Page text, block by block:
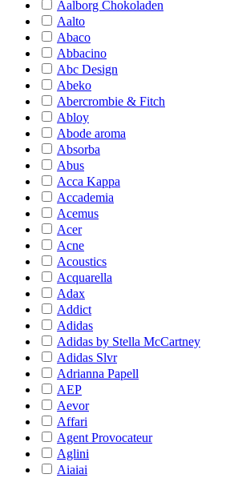
Aalborg Chokoladen
Aalto
Abaco
Abbacino
Abc Design
Abeko
Abercrombie & Fitch
Abloy
Abode aroma
Absorba
Abus
Acca Kappa
Accademia
Acemus
Acer
Acne
Acoustics
Acquarella
Adax
Addict
Adidas
Adidas by Stella McCartney
Adidas Slvr
Adrianna Papell
AEP
Aevor
Affari
Agent Provocateur
Aglini
Aiaiai